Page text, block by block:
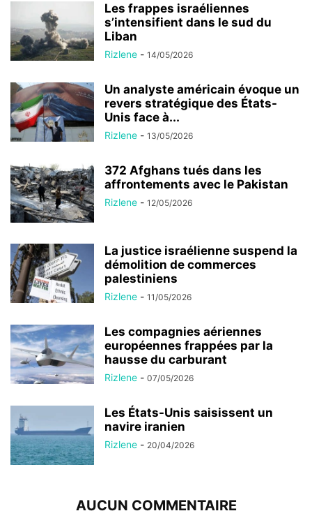
Les frappes israéliennes
s’intensifient dans le sud du
Liban
Rizlene - 14/05/2026
Un analyste américain évoque un
revers stratégique des États-
Unis face à...
Rizlene - 13/05/2026
372 Afghans tués dans les
affrontements avec le Pakistan
Rizlene - 12/05/2026
La justice israélienne suspend la
démolition de commerces
palestiniens
Rizlene - 11/05/2026
Les compagnies aériennes
européennes frappées par la
hausse du carburant
Rizlene - 07/05/2026
Les États-Unis saisissent un
navire iranien
Rizlene - 20/04/2026
AUCUN COMMENTAIRE